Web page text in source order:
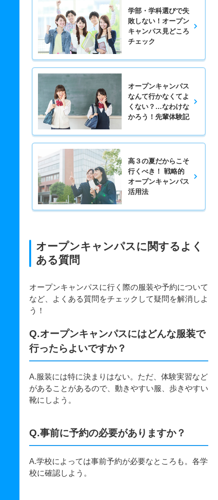
学部・学科選びで失
敗しない！オープン
キャンパス見どころ
チェック
オープンキャンパス
なんて行かなくてよ
くない？…なわけな
かろう！先輩体験記
高３の夏だからこそ
行くべき！ 戦略的
オープンキャンパス
活用法
オープンキャンパスに関するよく
ある質問
オープンキャンパスに行く際の服装や予約について
など、よくある質問をチェックして疑問を解消しよ
う！
Q.オープンキャンパスにはどんな服装で
行ったらよいですか？
A.服装には特に決まりはない。ただ、体験実習など
があることがあるので、動きやすい服、歩きやすい
靴にしよう。
Q.事前に予約の必要がありますか？
A.学校によっては事前予約が必要なところも。各学
校に確認しよう。